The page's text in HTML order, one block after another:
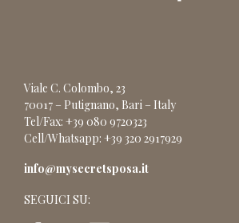
Viale C. Colombo, 23
70017 – Putignano, Bari – Italy
Tel/Fax: +39 080 9720323
Cell/Whatsapp: +39 320 2917929
info@mysecretsposa.it
SEGUICI SU: